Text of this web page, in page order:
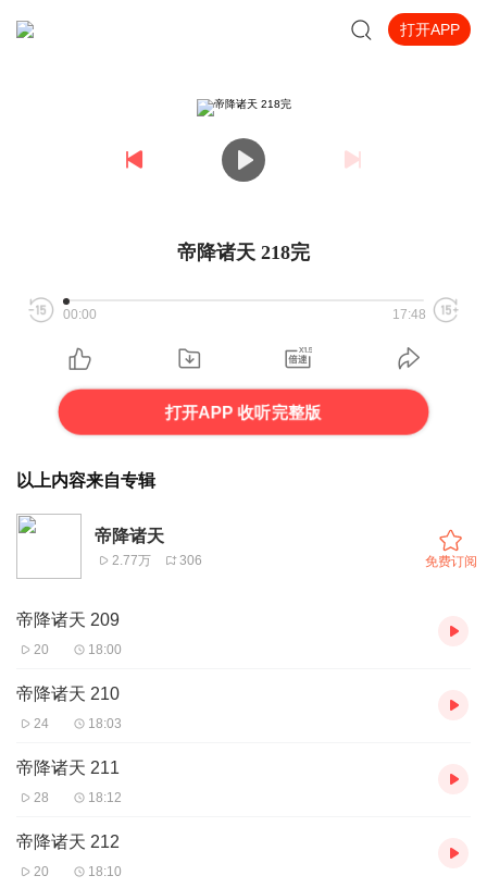
打开APP
帝降诸天 218完
00:00 17:48
打开APP 收听完整版
以上内容来自专辑
帝降诸天
2.77万 306 免费订阅
帝降诸天 209
20 18:00
帝降诸天 210
24 18:03
帝降诸天 211
28 18:12
帝降诸天 212
20 18:10